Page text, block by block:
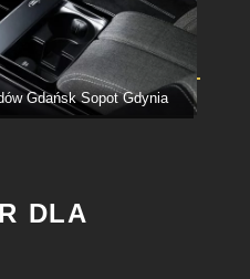
Gdańsk Sopot Gdynia
DLA